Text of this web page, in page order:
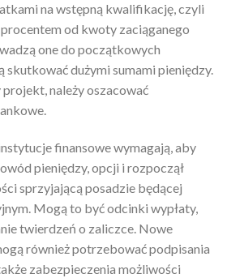
na wstępną kwalifikację, czyli
od kwoty zaciąganego
one do początkowych
dużymi sumami pieniędzy.
należy oszacować
finansowe wymagają, aby
pieniędzy, opcji i rozpoczął
sprzyjającą posadzie będącej
Mogą to być odcinki wypłaty,
twierdzeń o zaliczce. Nowe
również potrzebować podpisania
zabezpieczenia możliwości